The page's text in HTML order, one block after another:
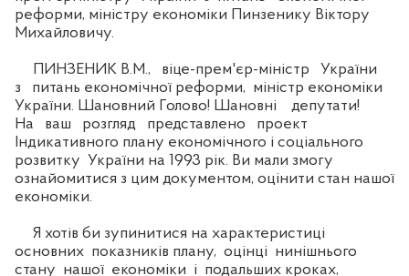
реформи, міністру економіки Пинзенику Віктору
Михайловичу.
ПИНЗЕНИК В.М., віце-прем'єр-міністр України
з питань економічної реформи, міністр економіки
України. Шановний Голово! Шановні депутати!
На ваш розгляд представлено проект
Індикативного плану економічного і соціального
розвитку України на 1993 рік. Ви мали змогу
ознайомитися з цим документом, оцінити стан нашої
економіки.
Я хотів би зупинитися на характеристиці
основних показників плану, оцінці нинішнього
стану нашої економіки і подальших кроках,